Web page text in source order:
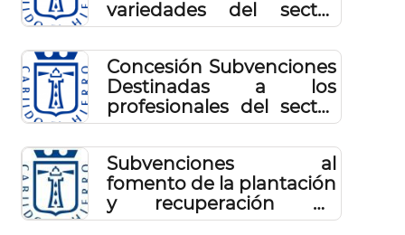
variedades del sector
primario (plátano, piña
tropical, leche y pescado)
Concesión Subvenciones
Destinadas a los
profesionales del sector
primario 2024
Subvenciones al
fomento de la plantación
y recuperación de
Higueras 2024